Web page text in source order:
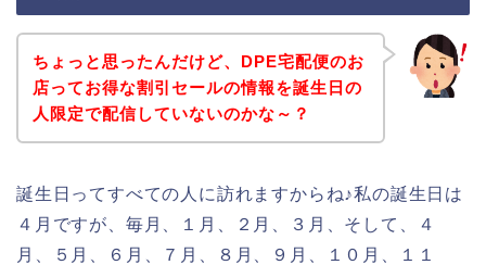
ちょっと思ったんだけど、DPE宅配便のお
店ってお得な割引セールの情報を誕生日の
人限定で配信していないのかな～？
誕生日ってすべての人に訪れますからね♪私の誕生日は
４月ですが、毎月、１月、２月、３月、そして、４
月、５月、６月、７月、８月、９月、１０月、１１